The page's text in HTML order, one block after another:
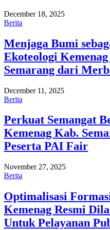
December 18, 2025
Berita
Menjaga Bumi
Ekoteologi
Semarang dari
December 11, 2025
Berita
Perkuat Semangat
Kemenag Kab.
Peserta PAI Fair
November 27, 2025
Berita
Optimalisasi
Kemenag Resmi
Untuk Pelayanan